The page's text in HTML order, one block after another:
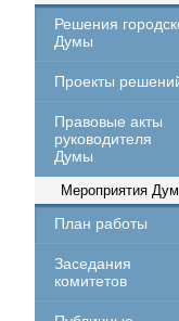
Решения
Думы
Проекты
Правовые акты
руководителя
Думы
Мероприятия
План работы
Заседания
комитетов